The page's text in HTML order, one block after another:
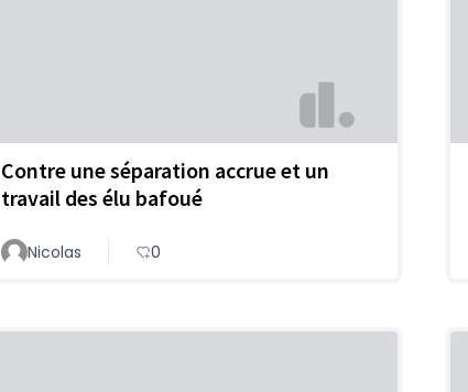
Contre une séparation accrue et un
travail des élu bafoué
Nicolas 0